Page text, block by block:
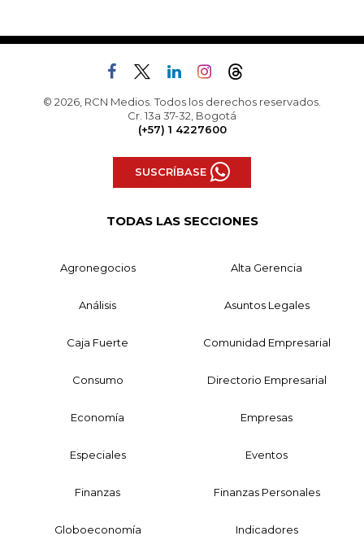
© 2026, RCN Medios. Todos los derechos reservados.
Cr. 13a 37-32, Bogotá
(+57) 1 4227600
SUSCRÍBASE
TODAS LAS SECCIONES
Agronegocios Alta Gerencia
Análisis Asuntos Legales
Caja Fuerte Comunidad Empresarial
Consumo Directorio Empresarial
Economía Empresas
Especiales Eventos
Finanzas Finanzas Personales
Globoeconomía Indicadores